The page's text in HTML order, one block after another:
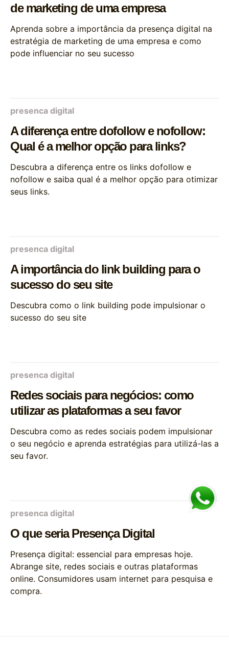
de marketing de uma empresa
Aprenda sobre a importância da presença digital na
estratégia de marketing de uma empresa e como
pode influenciar no seu sucesso
presenca digital
A diferença entre dofollow e nofollow:
Qual é a melhor opção para links?
Descubra a diferença entre os links dofollow e
nofollow e saiba qual é a melhor opção para otimizar
seus links.
presenca digital
A importância do link building para o
sucesso do seu site
Descubra como o link building pode impulsionar o
sucesso do seu site
presenca digital
Redes sociais para negócios: como
utilizar as plataformas a seu favor
Descubra como as redes sociais podem impulsionar
o seu negócio e aprenda estratégias para utilizá-las a
seu favor.
presenca digital
O que seria Presença Digital
Presença digital: essencial para empresas hoje.
Abrange site, redes sociais e outras plataformas
online. Consumidores usam internet para pesquisa e
compra.